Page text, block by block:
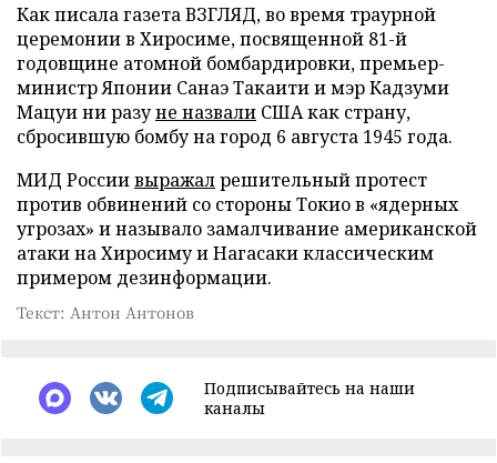
Как писала газета ВЗГЛЯД, во время траурной
церемонии в Хиросиме, посвященной 81-й
годовщине атомной бомбардировки, премьер-
министр Японии Санаэ Такаити и мэр Кадзуми
Мацуи ни разуне назвали США как страну,
сбросившую бомбу на город 6 августа 1945 года.
МИД Россиивыражалрешительный протест
против обвинений со стороны Токио в «ядерных
угрозах» и называло замалчивание американской
атаки на Хиросиму и Нагасаки классическим
примером дезинформации.
Текст: Антон Антонов
Подписывайтесь на наши
каналы